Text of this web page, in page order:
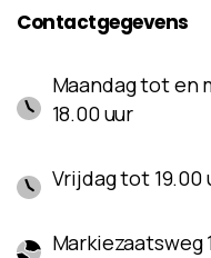
Contactgegevens
Maandag tot en
18.00 uur
Vrijdag tot 19.00
Markiezaatsweg